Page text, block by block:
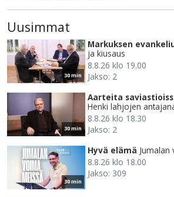
Uusimmat
30 min
Markuksen
ja kiusaus
8.8.26 klo 19.00
Jakso: 2
30 min
Aarteita
Henki lahjojen
8.8.26 klo 18.30
Jakso: 2
30 min
Hyvä elämä Jumalan
8.8.26 klo 18.00
Jakso: 309